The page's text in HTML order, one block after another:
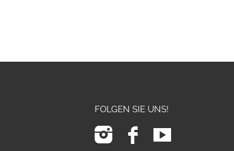
FOLGEN SIE UNS!